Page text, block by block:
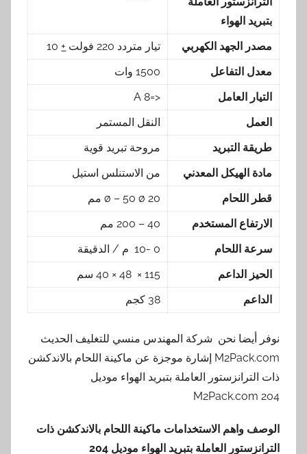
بتبريد الهواء
مصدر الجهد الكهربي تيار متردد 220 فولت +
10
معدل التفاعل
1500 وات
التيار العامل
<=8 A
العمل
النقل المستمر
طريقة التبريد
مروحة تبريد قوية
مادة الهيكل المعدني
من الاستنلس استيل
قطر اللحام
20 ø – 50 ø مم
الارتفاع المستخدم
40 – 200 مم
سرعة اللحام
0 -10 م / الدقيقة
الحيز الداعم
115 × 48 × 40 سم
الداعم
38 كجم
نوفر أيضا نحن شركة المهندس منسي للتغليف الحديث
M2Pack.com إشارة موجزة عن ماكينة اللحام بالاندكشن
ذات الترانزستور العاملة بتبريد الهواء موديل
M2Pack.com 204
الوصف واهم الاستخدامات ماكينة اللحام بالاندكشن ذات
الترانزستور العاملة بتبريد الهواء موديل 204